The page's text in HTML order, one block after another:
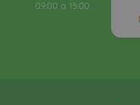
09:00 a 15:00